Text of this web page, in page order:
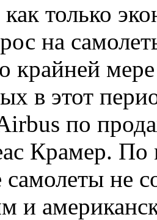
только
на
крайней
в этот
по
Крамер. По
самолеты не
и